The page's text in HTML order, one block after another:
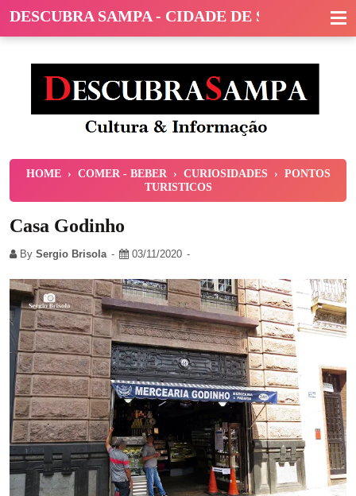
DESCUBRA SAMPA - CIDADE DE SÃO PAULO
HOME › COMER - BEBER › CURIOSIDADES › PONTOS
TURISTICOS
Casa Godinho
By Sergio Brisola 03/11/2020